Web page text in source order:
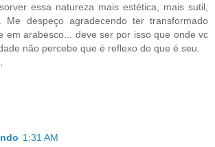
essa natureza mais estética, mais sutil,
Me despeço agradecendo ter transformado
em arabesco... deve ser por isso que onde vc
não percebe que é reflexo do que é seu.
1:31 AM